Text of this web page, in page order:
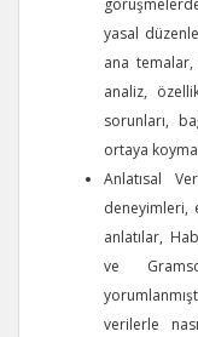
yasal
ana
analiz,
sorunları,
ortaya
Anlatısal
deneyimleri,
anlatılar,
ve
verilerle